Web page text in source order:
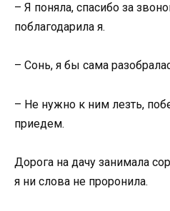
– Я поняла, спасибо за
поблагодарила я.
– Сонь, я бы сама
– Не нужно к ним лезть,
приедем.
Дорога на дачу занимала
я ни слова не проронила.